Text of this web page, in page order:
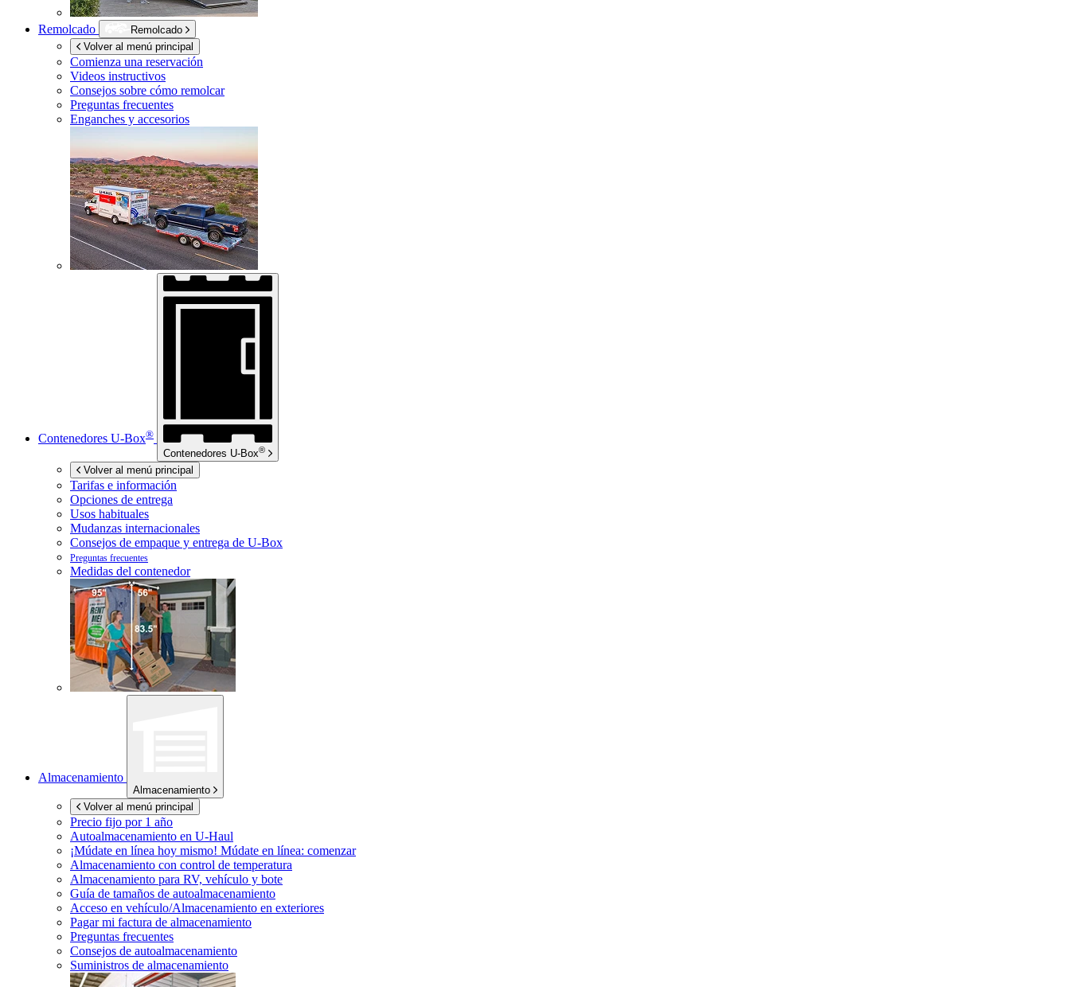
Remolcado
Remolcado
Volver al menú principal
Comienza una reservación
Videos instructivos
Consejos sobre cómo remolcar
Preguntas frecuentes
Enganches y accesorios
Contenedores U-Box®
Contenedores U-Box®
Volver al menú principal
Tarifas e información
Opciones de entrega
Usos habituales
Mudanzas internacionales
Consejos de empaque y entrega de U-Box
Preguntas frecuentes
Medidas del contenedor
Almacenamiento
Almacenamiento
Volver al menú principal
Precio fijo por 1 año
Autoalmacenamiento en U-Haul
¡Múdate en línea hoy mismo! Múdate en línea: comenzar
Almacenamiento con control de temperatura
Almacenamiento para RV, vehículo y bote
Guía de tamaños de autoalmacenamiento
Acceso en vehículo/Almacenamiento en exteriores
Pagar mi factura de almacenamiento
Preguntas frecuentes
Consejos de autoalmacenamiento
Suministros de almacenamiento